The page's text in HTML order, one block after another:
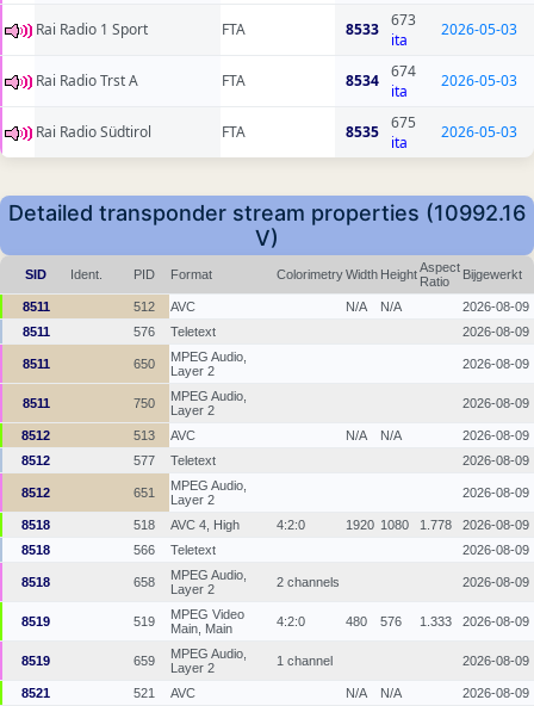
Rai Radio 1 Sport FTA 8533 673
ita
2026-05-03
Rai Radio Trst A FTA 8534 674
ita
2026-05-03
Rai Radio Südtirol FTA 8535 675
ita
2026-05-03
Detailed transponder stream properties (10992.16
V)
SID Ident. PID Format ColorimetryWidth HeightAspect
Ratio
Bijgewerkt
8511 512 AVC N/A N/A
2026-08-09
8511
576 Teletext 2026-08-09
8511 650
MPEG Audio,
Layer 2
2026-08-09
8511 750
MPEG Audio,
Layer 2
2026-08-09
8512 513 AVC N/A N/A
2026-08-09
8512
577 Teletext 2026-08-09
8512 651
MPEG Audio,
Layer 2
2026-08-09
8518 518 AVC 4, High 4:2:0 1920 1080 1.778
2026-08-09
8518
566 Teletext 2026-08-09
8518 658
MPEG Audio,
Layer 2
2 channels 2026-08-09
8519 519
MPEG Video
Main, Main
4:2:0 480 576 1.333 2026-08-09
8519 659
MPEG Audio,
Layer 2
1 channel 2026-08-09
8521 521 AVC N/A N/A 2026-08-09